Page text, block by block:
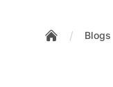
/ Blogs